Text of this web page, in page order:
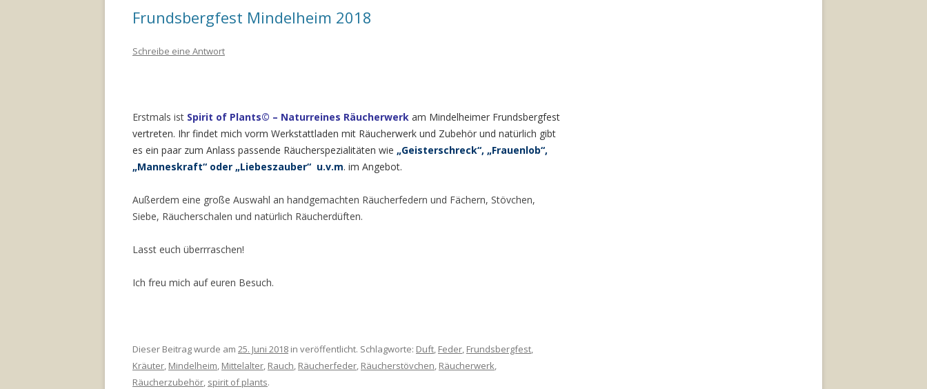
Frundsbergfest Mindelheim 2018
Schreibe eine Antwort
Erstmals ist Spirit of Plants© – Naturreines Räucherwerk am Mindelheimer Frundsbergfest
vertreten. Ihr findet mich vorm Werkstattladen mit Räucherwerk und Zubehör und natürlich gibt
es ein paar zum Anlass passende Räucherspezialitäten wie „Geisterschreck“, „Frauenlob“,
„Manneskraft“ oder „Liebeszauber“ u.v.m. im Angebot.
Außerdem eine große Auswahl an handgemachten Räucherfedern und Fächern, Stövchen,
Siebe, Räucherschalen und natürlich Räucherdüften.
Lasst euch überrraschen!
Ich freu mich auf euren Besuch.
Dieser Beitrag wurde am 25. Juni 2018 in veröffentlicht. Schlagworte: Duft, Feder, Frundsbergfest,
Kräuter, Mindelheim, Mittelalter, Rauch, Räucherfeder, Räucherstövchen, Räucherwerk,
Räucherzubehör, spirit of plants.